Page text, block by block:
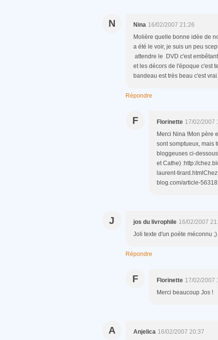
N Nina 16/02/2007 21:26
Molière quelle bonne idée de
a été le voir, je suis un peu
attendre le DVD c'est
et les décors de l'époque c'est
bandeau est très beau c'est
Répondre
F Florinette 17/02/2007
Merci Nina !Mon père
sont somptueux, mais
bloggeuses ci-
et Cathe) :http://
laurent-
blog.com/article-
J jos du livrophile 16/02/2007
Joli texte d'un poète méconnu
Répondre
F Florinette 17/02/2007
Merci beaucoup Jos !
A Anjelica 16/02/2007 20:37